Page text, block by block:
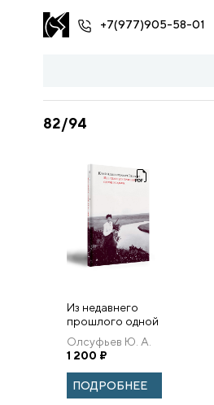
+7(977)905-58-01
82/94
Из недавнего
прошлого одной
усадьбы. Буецкий
дом, каким мы
оставили его 5-
го марта 1917
года.
Олсуфьев Ю. А.
1 200 ₽
ПОДРОБНЕЕ